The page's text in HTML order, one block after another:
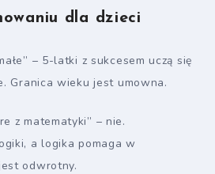
dla dzieci
– 5-latki z sukcesem uczą się
Granica wieku jest umowna.
z matematyki” – nie.
a logika pomaga w
odwrotny.